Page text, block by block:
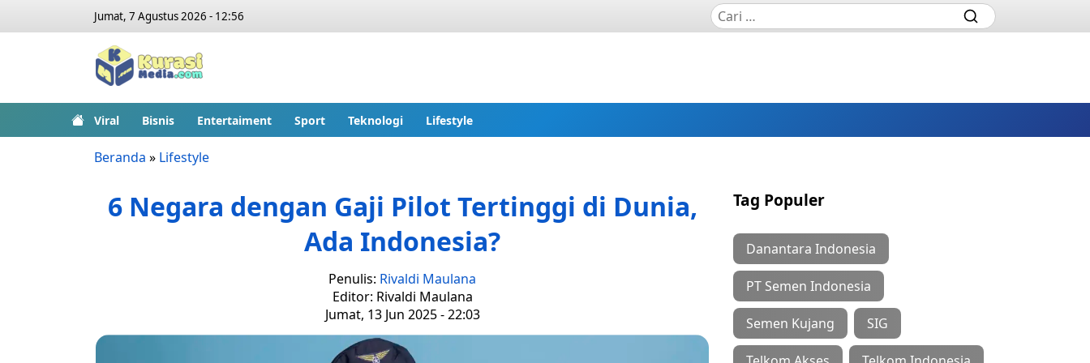
Jumat, 7 Agustus 2026 - 12:56
Viral Bisnis Entertaiment Sport Teknologi Lifestyle
Beranda » Lifestyle
6 Negara dengan Gaji Pilot Tertinggi di Dunia,
Ada Indonesia?
Penulis: Rivaldi Maulana
Editor: Rivaldi Maulana
Jumat, 13 Jun 2025 - 22:03
Tag Populer
Danantara Indonesia
PT Semen Indonesia
Semen Kujang SIG